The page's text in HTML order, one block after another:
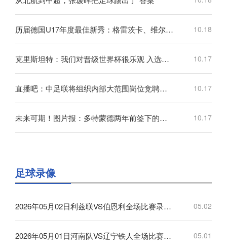
历届德国U17年度最佳新秀：格雷茨卡、维尔纳、维尔茨、格策在列 10.18
克里斯坦特：我们对晋级世界杯很乐观 入选国家队关键是表现出色 10.17
直播吧：中足联将组织内部大范围岗位竞聘，面临几乎“全面换血” 10.17
未来可期！图片报：多特蒙德两年前签下的厄瓜多尔小将即将加盟 10.17
足球录像
2026年05月02日利兹联VS伯恩利全场比赛录像回放 05.02
2026年05月01日河南队VS辽宁铁人全场比赛录像回放 05.01